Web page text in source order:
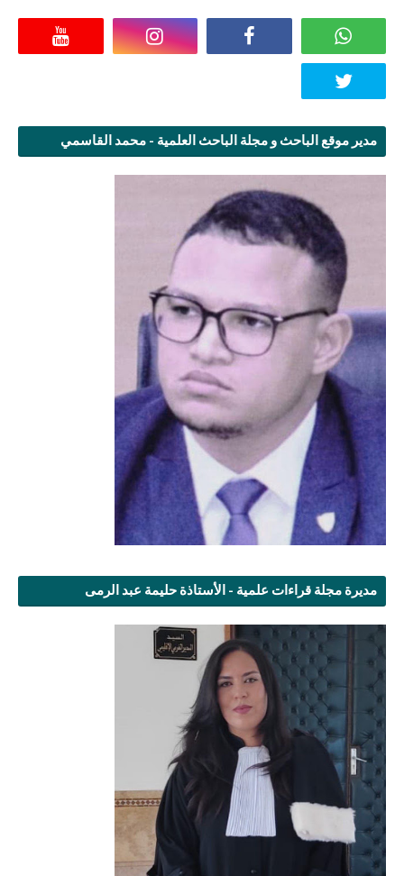
مدير موقع الباحث و مجلة الباحث العلمية - محمد القاسمي
مديرة مجلة قراءات علمية - الأستاذة حليمة عبد الرمى